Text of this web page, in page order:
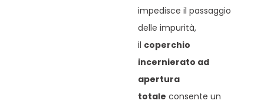
impedisce il passaggio
delle impurità,
il coperchio
incernierato ad
apertura
totale consente un